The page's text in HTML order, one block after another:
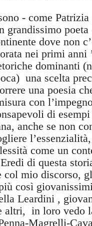
- come
grandissimo
dove non
nei primi anni
dominanti
una scelta
una poesia
con
di esempi
anche se non
come un
di questa
col mio discorso,
così
Leardini ,
altri, in loro vedo
Magrelli-